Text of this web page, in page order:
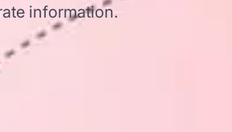
information.